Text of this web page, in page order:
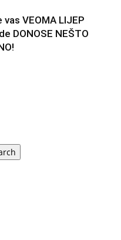
vas VEOMA LIJEP
DONOSE NEŠTO